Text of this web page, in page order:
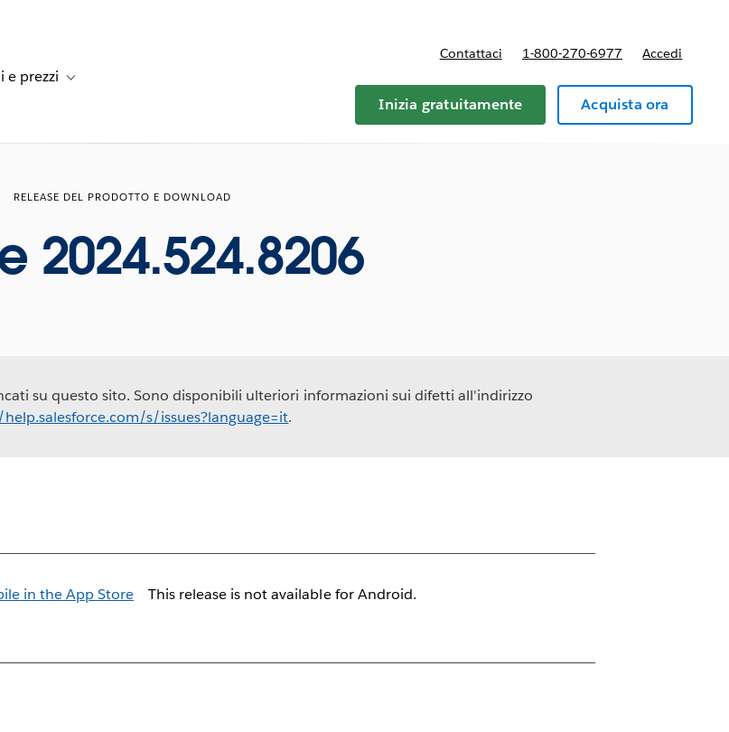
navigation for Risorse
e prezzi Toggle sub-navigation for Piani e prezzi
Contattaci 1-800-270-6977 Accedi
Inizia gratuitamente Acquista ora
RELEASE DEL PRODOTTO E DOWNLOAD
2024.524.8206
su questo sito. Sono disponibili ulteriori informazioni sui difetti all'indirizzo
s/issues?language=it.
This release is not available for Android.